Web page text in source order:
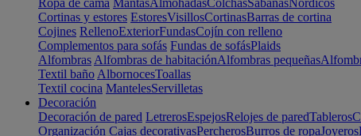
Ropa de cama MantasAlmohadasColchasSábanasNórdicos
Cortinas y estores EstoresVisillosCortinasBarras de cortina
Cojines RellenoExteriorFundasCojín con relleno
Complementos para sofás Fundas de sofásPlaids
Alfombras Alfombras de habitaciónAlfombras pequeñas
Textil baño AlbornocesToallas
Textil cocina MantelesServilletas
Decoración
Decoración de pared LetrerosEspejosRelojes de paredTableros
Organización Cajas decorativasPercherosBurros de ropaJoyeros